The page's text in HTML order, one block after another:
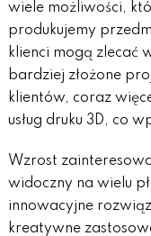
wiele możliwości,
produkujemy
klienci mogą zlecać
bardziej złożone
klientów, coraz
usług druku 3D, co
Wzrost
widoczny na wielu
innowacyjne
kreatywne